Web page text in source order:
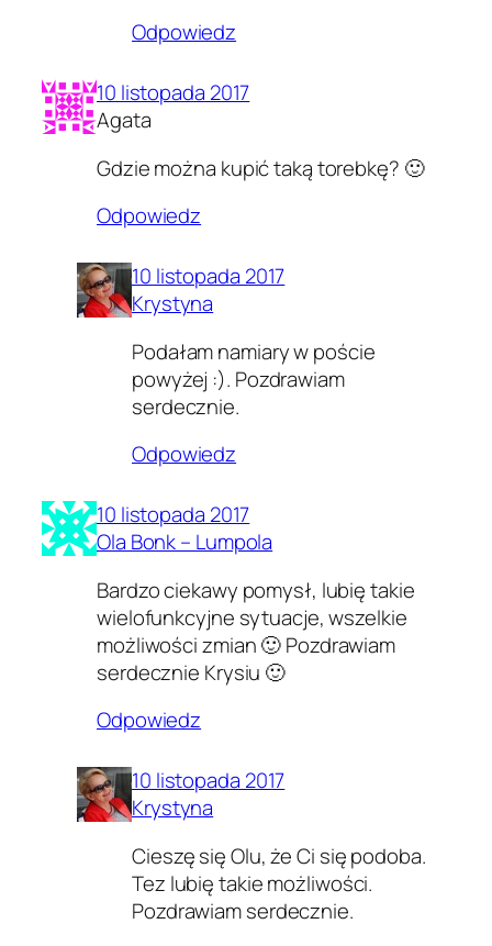
Odpowiedz
10 listopada 2017
Agata
Gdzie można kupić taką torebkę? 🙂
Odpowiedz
10 listopada 2017
Krystyna
Podałam namiary w poście
powyżej :). Pozdrawiam
serdecznie.
Odpowiedz
10 listopada 2017
Ola Bonk – Lumpola
Bardzo ciekawy pomysł, lubię takie
wielofunkcyjne sytuacje, wszelkie
możliwości zmian 🙂 Pozdrawiam
serdecznie Krysiu 🙂
Odpowiedz
10 listopada 2017
Krystyna
Cieszę się Olu, że Ci się podoba.
Tez lubię takie możliwości.
Pozdrawiam serdecznie.